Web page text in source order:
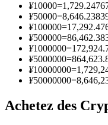
Devenez un trader
¥10000=
¥50000=
¥100000=
¥500000=
¥1000000=
¥5000000=
¥10000000=
¥50000000=
Achetez des